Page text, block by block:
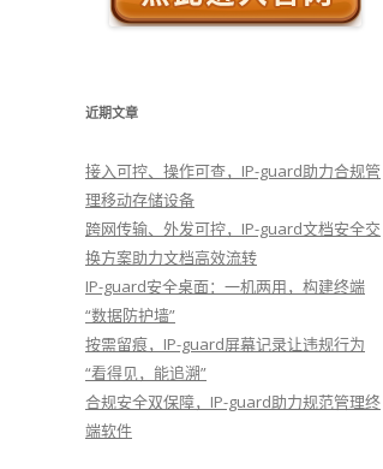
近期文章
接入可控、操作可查，IP-guard助力合规管
理移动存储设备
跨网传输、外发可控，IP-guard文档安全交
换方案助力文档高效流转
IP-guard安全桌面：一机两用，构建终端
“数据防护墙”
按需留痕，IP-guard屏幕记录让违规行为
“看得见，能追溯”
合规安全双保障，IP-guard助力规范管理终
端软件